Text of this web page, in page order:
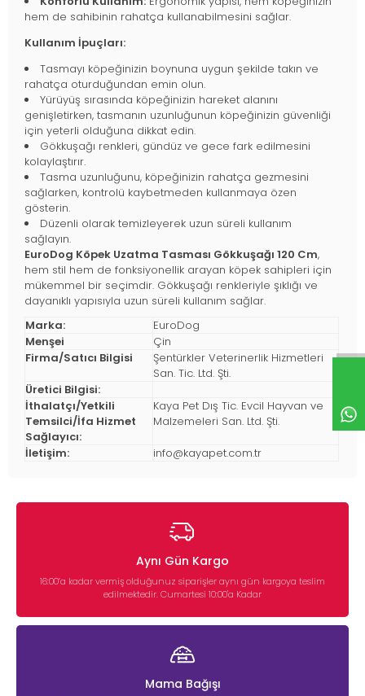
hem de sahibinin rahatça kullanabilmesini sağlar.
Kullanım İpuçları:
Tasmayı köpeğinizin boynuna uygun şekilde takın ve
rahatça oturduğundan emin olun.
Yürüyüş sırasında köpeğinizin hareket alanını
genişletirken, tasmanın uzunluğunun köpeğinizin güvenliği
için yeterli olduğuna dikkat edin.
Gökkuşağı renkleri, gündüz ve gece fark edilmesini
kolaylaştırır.
Tasma uzunluğunu, köpeğinizin rahatça gezmesini
sağlarken, kontrolü kaybetmeden kullanmaya özen
gösterin.
Düzenli olarak temizleyerek uzun süreli kullanım
sağlayın.
EuroDog Köpek Uzatma Tasması Gökkuşağı 120 Cm,
hem stil hem de fonksiyonellik arayan köpek sahipleri için
mükemmel bir seçimdir. Gökkuşağı renkleriyle şıklığı ve
dayanıklı yapısıyla uzun süreli kullanım sağlar.
Marka:
EuroDog
Menşei
Çin
Firma/Satıcı Bilgisi
Şentürkler Veterinerlik Hizmetleri
San. Tic. Ltd. Şti.
Üretici Bilgisi:
İthalatçı/Yetkili
Temsilci/İfa Hizmet
Sağlayıcı:
Kaya Pet Dış Tic. Evcil Hayvan ve
Malzemeleri San. Ltd. Şti.
İletişim: info@kayapet.com.tr
Aynı Gün Kargo
16:00’a kadar vermiş olduğunuz siparişler aynı gün kargoya teslim
edilmektedir. Cumartesi 10:00'a Kadar
Mama Bağışı